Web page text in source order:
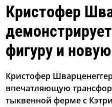
Кристофер
фигуру и
Кристофер
впечатляющую
тыквенной ферме с